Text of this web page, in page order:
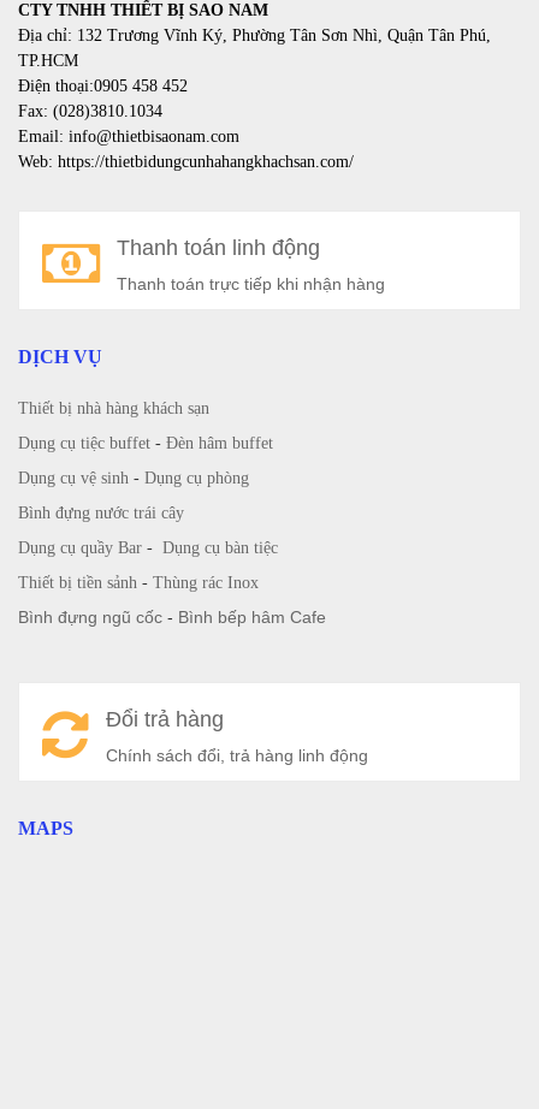
CTY TNHH THIẾT BỊ SAO NAM
Địa chỉ: 132 Trương Vĩnh Ký, Phường Tân Sơn Nhì, Quận Tân Phú,
TP.HCM
Điện thoại:0905 458 452
Fax: (028)3810.1034
Email: info@thietbisaonam.com
Web: https://thietbidungcunhahangkhachsan.com/
Thanh toán linh động
Thanh toán trực tiếp khi nhận hàng
DỊCH VỤ
Thiết bị nhà hàng khách sạn
Dụng cụ tiệc buffet - Đèn hâm buffet
Dụng cụ vệ sinh - Dụng cụ phòng
Bình đựng nước trái cây
Dụng cụ quầy Bar - Dụng cụ bàn tiệc
Thiết bị tiền sảnh - Thùng rác Inox
Bình đựng ngũ cốc - Bình bếp hâm Cafe
Đổi trả hàng
Chính sách đổi, trả hàng linh động
MAPS